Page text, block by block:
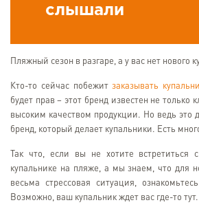
слышали
Пляжный сезон в разгаре, а у вас нет нового
Кто-то сейчас побежитзаказывать
будет прав – этот бренд известен не только
высоким качеством продукции. Но ведь это
бренд, который делает купальники. Есть
Так что, если вы не хотите встретиться
купальнике на пляже, а мы знаем, что для
весьма стрессовая ситуация,
Возможно, ваш купальник ждет вас где-то тут.